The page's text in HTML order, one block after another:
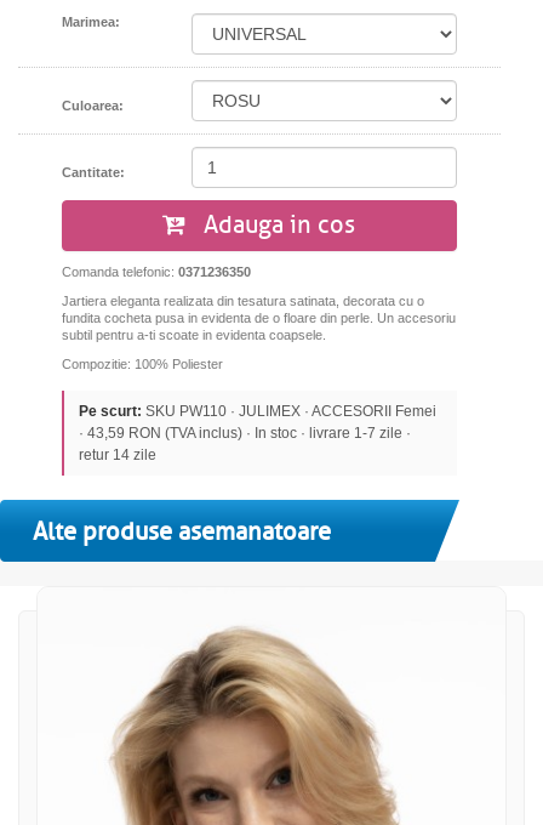
Marimea:
Culoarea:
Cantitate:
Adauga in cos
Comanda telefonic: 0371236350
Jartiera eleganta realizata din tesatura satinata, decorata cu o
fundita cocheta pusa in evidenta de o floare din perle. Un accesoriu
subtil pentru a-ti scoate in evidenta coapsele.
Compozitie: 100% Poliester
Pe scurt: SKU PW110 · JULIMEX · ACCESORII Femei
· 43,59 RON (TVA inclus) · In stoc · livrare 1-7 zile ·
retur 14 zile
Alte produse asemanatoare